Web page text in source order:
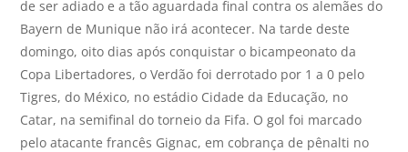
de ser adiado e a tão aguardada final contra os alemães do
Bayern de Munique não irá acontecer. Na tarde deste
domingo, oito dias após conquistar o bicampeonato da
Copa Libertadores, o Verdão foi derrotado por 1 a 0 pelo
Tigres, do México, no estádio Cidade da Educação, no
Catar, na semifinal do torneio da Fifa. O gol foi marcado
pelo atacante francês Gignac, em cobrança de pênalti no